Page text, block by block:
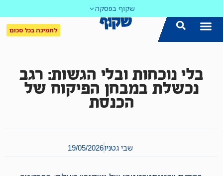
שקוף בפסקה
לתמיכה בכל סכום
בלי נוכחות ובלי הגשות: רגב
נכשלת במבחן הפיקוח של
הכנסת
שבי גטניו19/05/2026